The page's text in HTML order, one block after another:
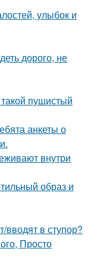
улыбок и
дорого, не
пушистый
анкеты о
внутри
образ и
вводят в ступор?
Просто